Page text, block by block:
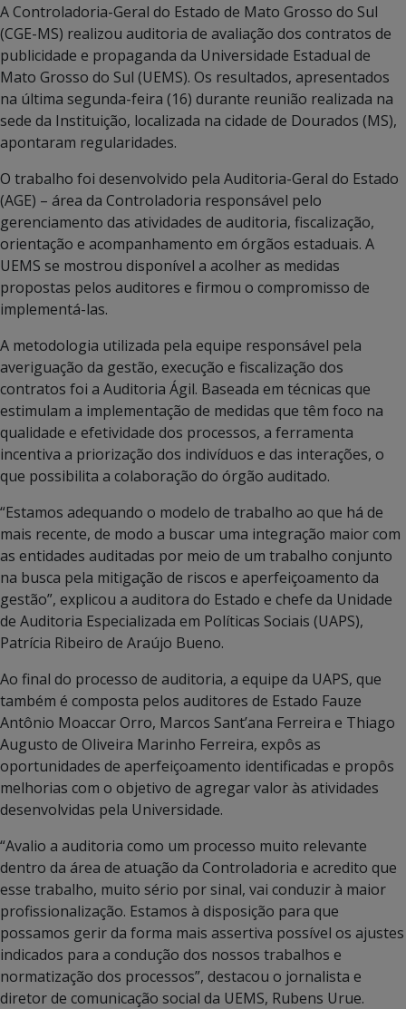
A Controladoria-Geral do Estado de Mato Grosso do Sul
(CGE-MS) realizou auditoria de avaliação dos contratos de
publicidade e propaganda da Universidade Estadual de
Mato Grosso do Sul (UEMS). Os resultados, apresentados
na última segunda-feira (16) durante reunião realizada na
sede da Instituição, localizada na cidade de Dourados (MS),
apontaram regularidades.
O trabalho foi desenvolvido pela Auditoria-Geral do Estado
(AGE) – área da Controladoria responsável pelo
gerenciamento das atividades de auditoria, fiscalização,
orientação e acompanhamento em órgãos estaduais. A
UEMS se mostrou disponível a acolher as medidas
propostas pelos auditores e firmou o compromisso de
implementá-las.
A metodologia utilizada pela equipe responsável pela
averiguação da gestão, execução e fiscalização dos
contratos foi a Auditoria Ágil. Baseada em técnicas que
estimulam a implementação de medidas que têm foco na
qualidade e efetividade dos processos, a ferramenta
incentiva a priorização dos indivíduos e das interações, o
que possibilita a colaboração do órgão auditado.
“Estamos adequando o modelo de trabalho ao que há de
mais recente, de modo a buscar uma integração maior com
as entidades auditadas por meio de um trabalho conjunto
na busca pela mitigação de riscos e aperfeiçoamento da
gestão”, explicou a auditora do Estado e chefe da Unidade
de Auditoria Especializada em Políticas Sociais (UAPS),
Patrícia Ribeiro de Araújo Bueno.
Ao final do processo de auditoria, a equipe da UAPS, que
também é composta pelos auditores de Estado Fauze
Antônio Moaccar Orro, Marcos Sant’ana Ferreira e Thiago
Augusto de Oliveira Marinho Ferreira, expôs as
oportunidades de aperfeiçoamento identificadas e propôs
melhorias com o objetivo de agregar valor às atividades
desenvolvidas pela Universidade.
“Avalio a auditoria como um processo muito relevante
dentro da área de atuação da Controladoria e acredito que
esse trabalho, muito sério por sinal, vai conduzir à maior
profissionalização. Estamos à disposição para que
possamos gerir da forma mais assertiva possível os ajustes
indicados para a condução dos nossos trabalhos e
normatização dos processos”, destacou o jornalista e
diretor de comunicação social da UEMS, Rubens Urue.